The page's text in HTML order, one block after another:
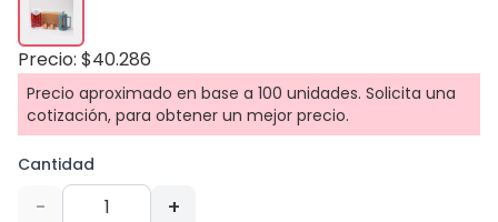
Precio: $40.286
Precio aproximado en base a 100 unidades. Solicita una
cotización, para obtener un mejor precio.
Cantidad
- +